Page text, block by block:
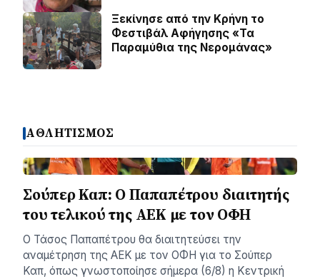
Ξεκίνησε από την Κρήνη το
Φεστιβάλ Αφήγησης «Τα
Παραμύθια της Νερομάνας»
ΑΘΛΗΤΙΣΜΟΣ
Σούπερ Καπ: Ο Παπαπέτρου διαιτητής
του τελικού της ΑΕΚ με τον ΟΦΗ
Ο Τάσος Παπαπέτρου θα διαιτητεύσει την
αναμέτρηση της ΑΕΚ με τον ΟΦΗ για το Σούπερ
Καπ, όπως γνωστοποίησε σήμερα (6/8) η Κεντρική